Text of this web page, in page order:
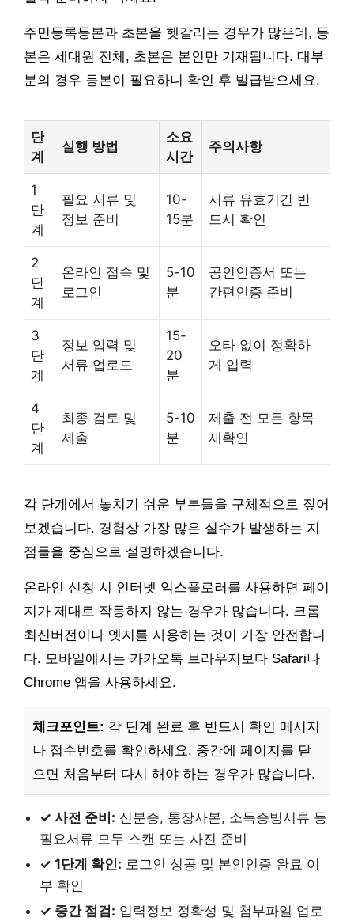
주민등록등본과 초본을 헷갈리는 경우가 많은데, 등
본은 세대원 전체, 초본은 본인만 기재됩니다. 대부
분의 경우 등본이 필요하니 확인 후 발급받으세요.
단
계
실행 방법
소요
시간
주의사항
1
단
계
필요 서류 및
정보 준비
10-
15분
서류 유효기간 반
드시 확인
2
단
계
온라인 접속 및
로그인
5-10
분
공인인증서 또는
간편인증 준비
3
단
계
정보 입력 및
서류 업로드
15-
20
분
오타 없이 정확하
게 입력
4
단
계
최종 검토 및
제출
5-10
분
제출 전 모든 항목
재확인
각 단계에서 놓치기 쉬운 부분들을 구체적으로 짚어
보겠습니다. 경험상 가장 많은 실수가 발생하는 지
점들을 중심으로 설명하겠습니다.
온라인 신청 시 인터넷 익스플로러를 사용하면 페이
지가 제대로 작동하지 않는 경우가 많습니다. 크롬
최신버전이나 엣지를 사용하는 것이 가장 안전합니
다. 모바일에서는 카카오톡 브라우저보다 Safari나
Chrome 앱을 사용하세요.
체크포인트: 각 단계 완료 후 반드시 확인 메시지
나 접수번호를 확인하세요. 중간에 페이지를 닫
으면 처음부터 다시 해야 하는 경우가 많습니다.
✓ 사전 준비: 신분증, 통장사본, 소득증빙서류 등
필요서류 모두 스캔 또는 사진 준비
✓ 1단계 확인: 로그인 성공 및 본인인증 완료 여
부 확인
✓ 중간 점검: 입력정보 정확성 및 첨부파일 업로